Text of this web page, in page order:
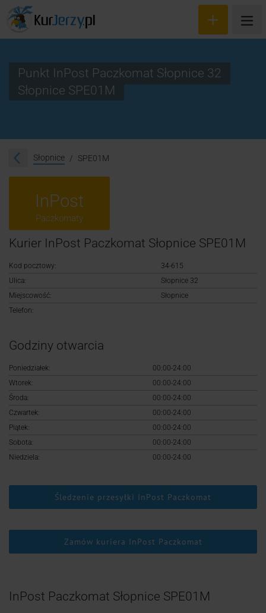
Śledzenie przesyłki
Punkt InPost Paczkomat Słopnice 32
Słopnice SPE01M
Słopnice SPE01M
InPost
Paczkomaty
Kurier InPost Paczkomat Słopnice SPE01M
Kod pocztowy:
34-615
Ulica:
Słopnice 32
Miejscowość:
Słopnice
Telefon:
Godziny otwarcia
Poniedziałek:
00:00-24:00
Wtorek:
00:00-24:00
Środa:
00:00-24:00
Czwartek:
00:00-24:00
Piątek:
00:00-24:00
Sobota:
00:00-24:00
Niedziela:
00:00-24:00
Śledzenie przesyłki InPost Paczkomat
Zamów kuriera InPost Paczkomat
InPost Paczkomat Słopnice SPE01M